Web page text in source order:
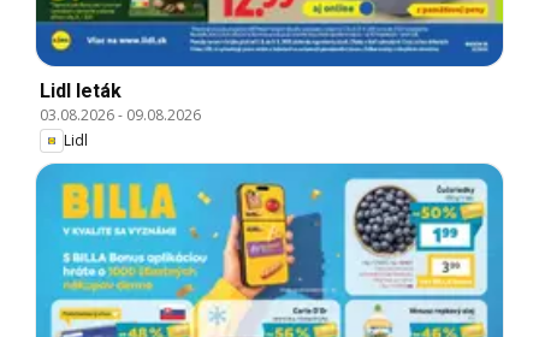
Lidl leták
03.08.2026- 09.08.2026
Lidl